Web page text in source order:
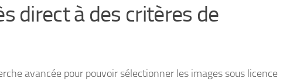
direct à des critères de
avancée pour pouvoir sélectionner les images sous licence